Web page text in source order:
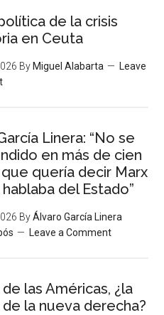
de la crisis
en Ceuta
ByMiguel Alabarta
Leave
Linera: “No se
en más de cien
quería decir Marx
del Estado”
ByÁlvaro García Linera
Leave a Comment
las Américas, ¿la
la nueva derecha?